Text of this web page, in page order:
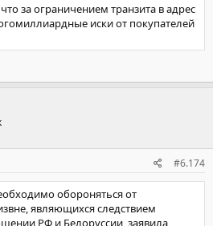
за ограничением транзита в адрес
иски от покупателей
#6.174
обороняться от
являющихся следствием
РФ и Белоруссии, заявила